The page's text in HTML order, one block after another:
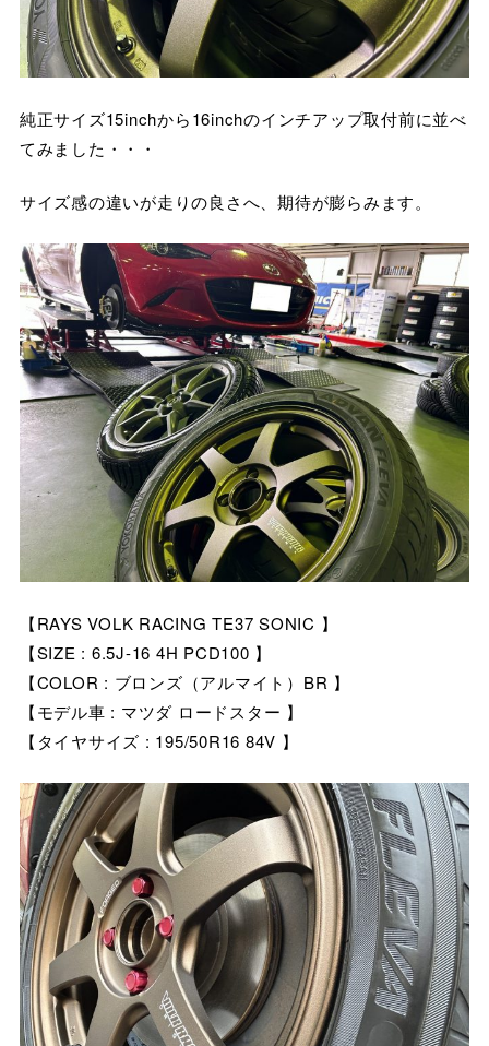
純正サイズ15inchから16inchのインチアップ取付前に並べ
てみました・・・
サイズ感の違いが走りの良さへ、期待が膨らみます。
【RAYS VOLK RACING TE37 SONIC 】
【SIZE : 6.5J-16 4H PCD100 】
【COLOR : ブロンズ（アルマイト）BR 】
【モデル車 : マツダ ロードスター 】
【タイヤサイズ : 195/50R16 84V 】